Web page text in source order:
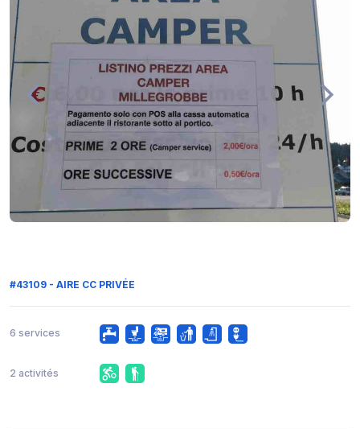
#43109 - AIRE CC PRIVÉE
6 services
2 activités